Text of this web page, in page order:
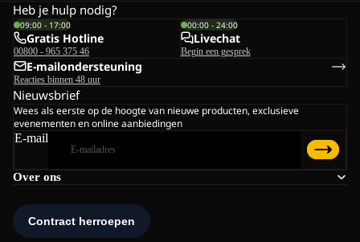
Over ons
Heb je hulp nodig?
09:00 - 17:00
Gratis Hotline
00800 - 965 375 46
00:00 - 24:00
Livechat
Begin een gesprek
E-mailondersteuning
Reacties binnen 48 uur
Nieuwsbrief
Wees als eerste op de hoogte van nieuwe producten, exclusieve
evenementen en online aanbiedingen
E-mail